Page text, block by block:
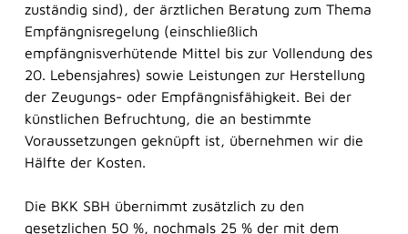
zuständig sind), der ärztlichen Beratung zum Thema
Empfängnisregelung (einschließlich
empfängnisverhütende Mittel bis zur Vollendung des
20. Lebensjahres) sowie Leistungen zur Herstellung
der Zeugungs- oder Empfängnisfähigkeit. Bei der
künstlichen Befruchtung, die an bestimmte
Voraussetzungen geknüpft ist, übernehmen wir die
Hälfte der Kosten.
Die BKK SBH übernimmt zusätzlich zu den
gesetzlichen 50 %, nochmals 25 % der mit dem
kann ich Ihnen helfen?